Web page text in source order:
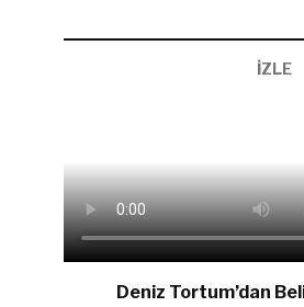
İZLE
Deniz Tortum’dan